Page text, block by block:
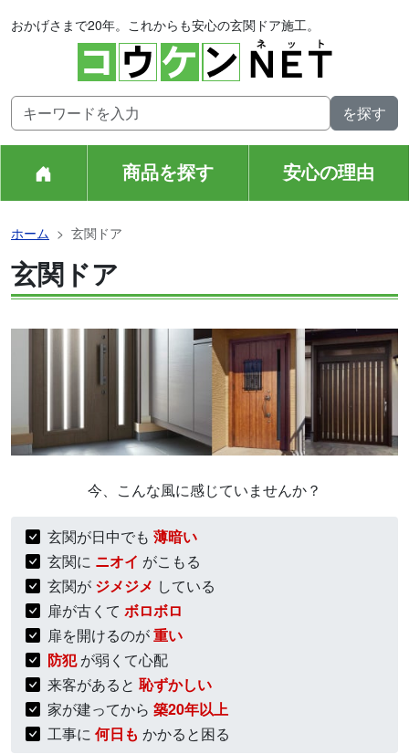
おかげさまで20年。これからも安心の玄関ドア施工。
商品を探す 安心の理由
ホーム 玄関ドア
玄関ドア
今、こんな風に感じていませんか？
玄関が日中でも 薄暗い
玄関に ニオイ がこもる
玄関が ジメジメ している
扉が古くて ボロボロ
扉を開けるのが重い
防犯が弱くて心配
来客があると 恥ずかしい
家が建ってから 築20年以上
工事に 何日も かかると困る